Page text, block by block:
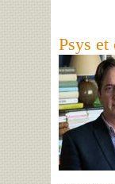
Psys et